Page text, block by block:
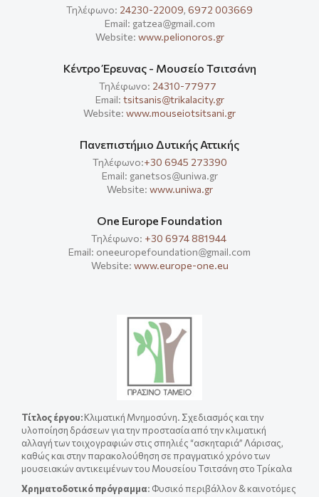
Τηλέφωνο: 24230-22009, 6972 003669
Email: gatzea@gmail.com
Website: www.pelionoros.gr
Κέντρο Έρευνας - Μουσείο Τσιτσάνη
Τηλέφωνο: 24310-77977
Email: tsitsanis@trikalacity.gr
Website: www.mouseiotsitsani.gr
Πανεπιστήμιο Δυτικής Αττικής
Τηλέφωνο:+30 6945 273390
Email: ganetsos@uniwa.gr
Website: www.uniwa.gr
One Europe Foundation
Τηλέφωνο: +30 6974 881944
Email: oneeuropefoundation@gmail.com
Website: www.europe-one.eu
Τίτλος έργου:Κλιματική Μνημοσύνη. Σχεδιασμός και την
υλοποίηση δράσεων για την προστασία από την κλιματική
αλλαγή των τοιχογραφιών στις σπηλιές “ασκηταριά” Λάρισας,
καθώς και στην παρακολούθηση σε πραγματικό χρόνο των
μουσειακών αντικειμένων του Μουσείου Τσιτσάνη στο Τρίκαλα
Χρηματοδοτικό πρόγραμμα: Φυσικό περιβάλλον & καινοτόμες